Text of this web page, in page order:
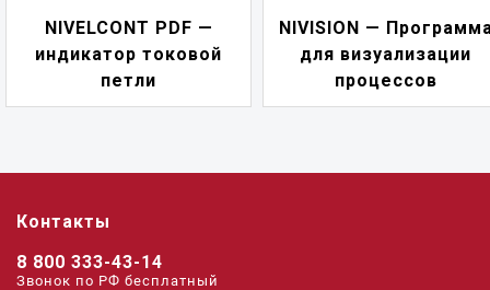
NIVELCONT PDF —
индикатор токовой
петли
NIVISION —
для визуализации
процессов
Контакты
8 800 333-43-14
Звонок по РФ беcплатный